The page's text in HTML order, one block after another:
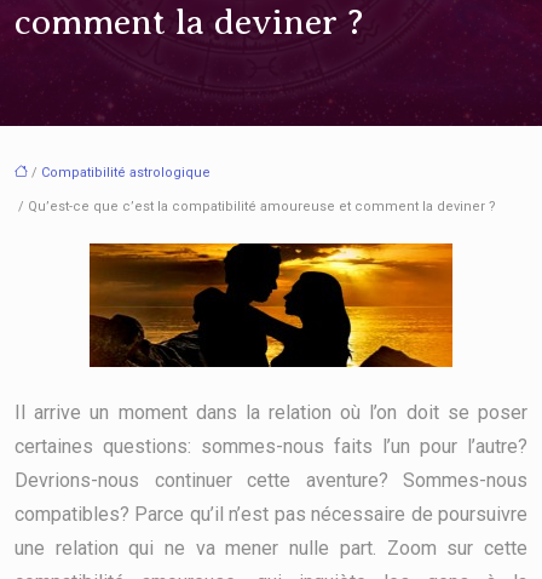
comment la deviner ?
/ Compatibilité astrologique
/ Qu’est-ce que c’est la compatibilité amoureuse et comment la deviner ?
Il arrive un moment dans la relation où l’on doit se poser
certaines questions: sommes-nous faits l’un pour l’autre?
Devrions-nous continuer cette aventure? Sommes-nous
compatibles? Parce qu’il n’est pas nécessaire de poursuivre
une relation qui ne va mener nulle part. Zoom sur cette